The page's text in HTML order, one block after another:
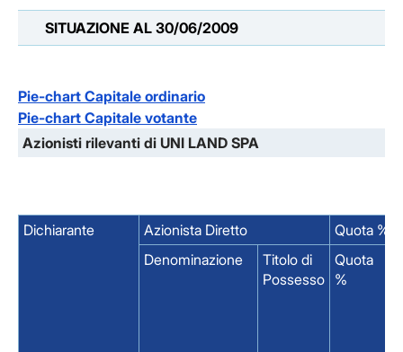
SITUAZIONE AL 30/06/2009
Pie-chart Capitale ordinario
Pie-chart Capitale votante
Azionisti rilevanti di UNI LAND SPA
Dichiarante Azionista Diretto
Quota %
Denominazione
Titolo di
Possesso
Quota
%